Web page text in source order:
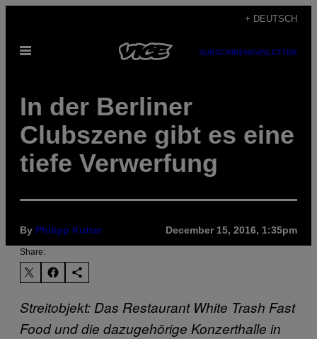
content
+ DEUTSCH
Open
SUBSCRIBENEWSLETTER
In der Berliner
Clubszene gibt es eine
tiefe Verwerfung
By Philipp Kutter December 15, 2016, 1:35pm
Share:
Streitobjekt: Das Restaurant White Trash Fast
Food und die dazugehörige Konzerthalle in